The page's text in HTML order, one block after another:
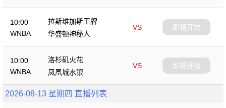
10:00
WNBA
拉斯维加斯王牌
VS
华盛顿神秘人
即将开始
10:00
WNBA
洛杉矶火花
VS
凤凰城水银
即将开始
2026-08-13 星期四 直播列表